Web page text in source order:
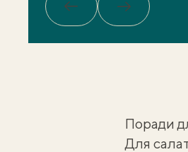
Назад Вперед
Поради
Для